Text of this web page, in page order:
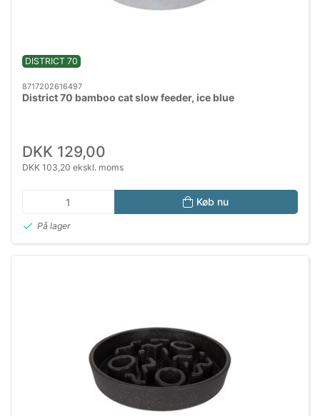
DISTRICT 70
8717202616497
District 70 bamboo cat slow feeder, ice blue
DKK 129,00
DKK 103,20 ekskl. moms
Køb nu
På lager